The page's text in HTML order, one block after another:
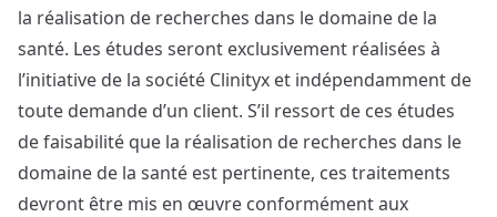
la réalisation de recherches dans le domaine de la
santé. Les études seront exclusivement réalisées à
l’initiative de la société Clinityx et indépendamment de
toute demande d’un client. S’il ressort de ces études
de faisabilité que la réalisation de recherches dans le
domaine de la santé est pertinente, ces traitements
devront être mis en œuvre conformément aux